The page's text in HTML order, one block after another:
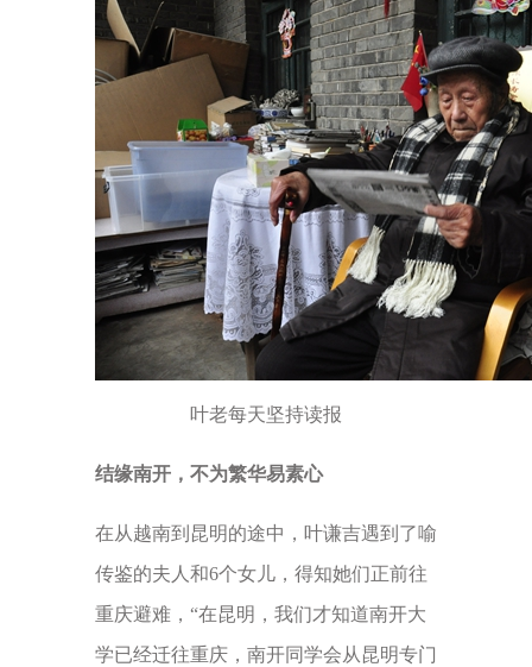
叶老每天坚持读报
结缘南开，不为繁华易素心
在从越南到昆明的途中，叶谦吉遇到了喻
传鉴的夫人和6个女儿，得知她们正前往
重庆避难，“在昆明，我们才知道南开大
学已经迁往重庆，南开同学会从昆明专门